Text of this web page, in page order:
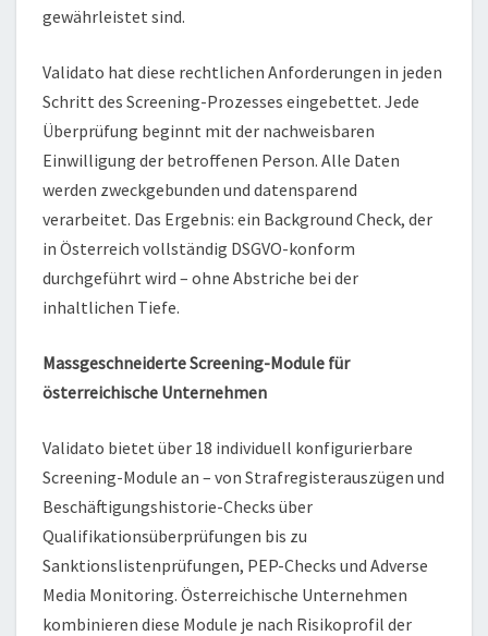
gewährleistet sind.
Validato hat diese rechtlichen Anforderungen in jeden
Schritt des Screening-Prozesses eingebettet. Jede
Überprüfung beginnt mit der nachweisbaren
Einwilligung der betroffenen Person. Alle Daten
werden zweckgebunden und datensparend
verarbeitet. Das Ergebnis: ein Background Check, der
in Österreich vollständig DSGVO-konform
durchgeführt wird – ohne Abstriche bei der
inhaltlichen Tiefe.
Massgeschneiderte Screening-Module für
österreichische Unternehmen
Validato bietet über 18 individuell konfigurierbare
Screening-Module an – von Strafregisterauszügen und
Beschäftigungshistorie-Checks über
Qualifikationsüberprüfungen bis zu
Sanktionslistenprüfungen, PEP-Checks und Adverse
Media Monitoring. Österreichische Unternehmen
kombinieren diese Module je nach Risikoprofil der